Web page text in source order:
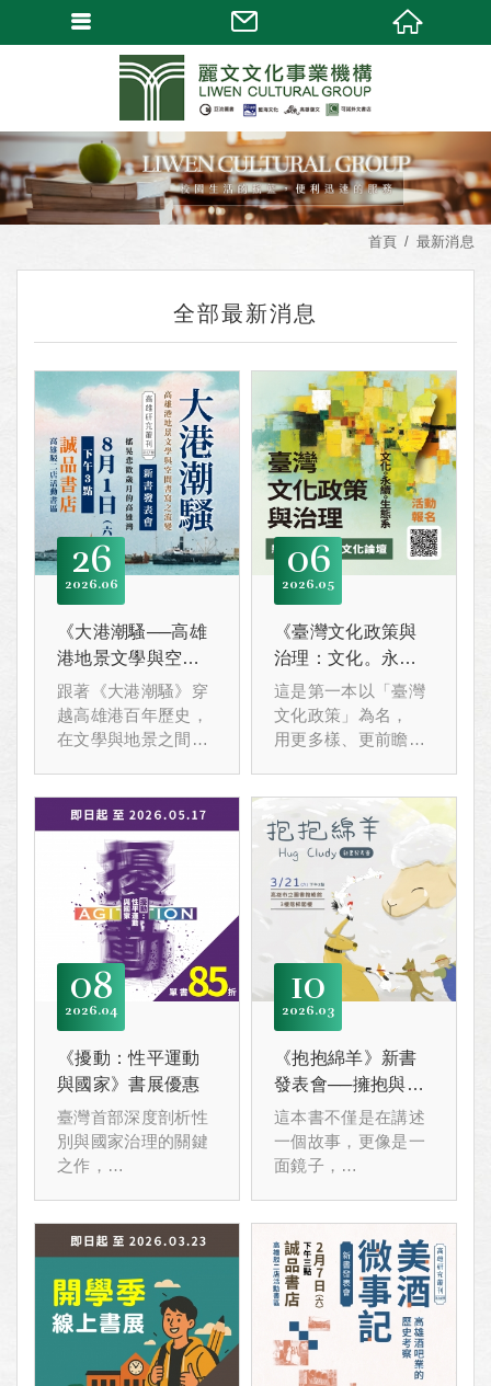
首頁 最新消息
全部最新消息
26
06
2026
《大港潮騷──高雄
港地景文學與空間
書寫之流變》新書
發表會
跟著《大港潮騷》穿
越高雄港百年歷史，
在文學與地景之間，
06
05
2026
《臺灣文化政策與
治理：文化。永
續。生態系》新書
發表會暨文化論壇
這是第一本以「臺灣
文化政策」為名，
用更多樣、更前瞻的
08
04
2026
《擾動：性平運動
與國家》書展優惠
臺灣首部深度剖析性
別與國家治理的關鍵
之作，
權，
從跨國倡議到在地實
踐，見證臺灣婦運走
出獨特路徑、性別平
權的關鍵進程。
10
03
2026
《抱抱綿羊》新書
發表會──擁抱與陪
伴：同理心的力量
這本書不僅是在講述
一個故事，更像是一
面鏡子，
過。